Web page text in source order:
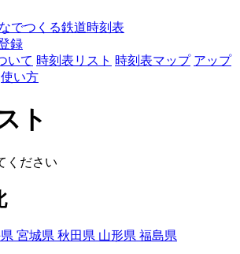
でつくる鉄道時刻表
録
いて 時刻表リスト 時刻表マップ アップ
使い方
ト
ください
宮城県 秋田県 山形県 福島県